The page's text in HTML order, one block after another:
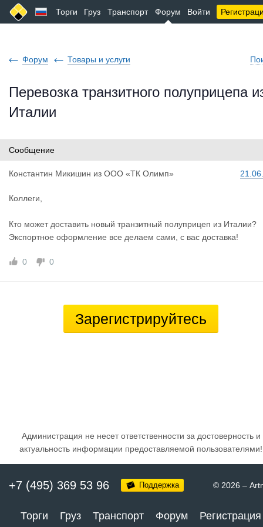
Торги Груз Транспорт Форум Войти
Форум Товары и услуги
Перевозка транзитного полуприцепа
Италии
Сообщение
Константин Микишин из ООО «ТК Олимп»
Коллеги,
Кто может доставить новый транзитный полуприцеп из Италии?
Экспортное оформление все делаем сами, с вас доставка!
0 0
Зарегистрируйтесь
Администрация не несет ответственности за достоверность и
актуальность информации предоставляемой пользователями!
+7 (495) 369 53 96 Поддержка © 2026 –
Торги Груз Транспорт Форум Регистрация